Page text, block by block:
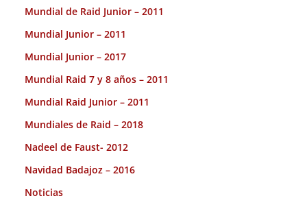
Mundial de Raid Junior – 2011
Mundial Junior – 2011
Mundial Junior – 2017
Mundial Raid 7 y 8 años – 2011
Mundial Raid Junior – 2011
Mundiales de Raid – 2018
Nadeel de Faust- 2012
Navidad Badajoz – 2016
Noticias